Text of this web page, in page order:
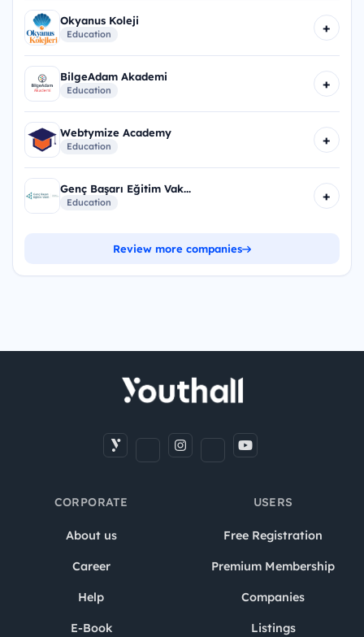
Okyanus Koleji
Education +
BilgeAdam Akademi
Education +
Webtymize Academy
Education +
Genç Başarı Eğitim Vak...
Education +
Review more companies
CORPORATE
About us
Career
Help
E-Book
USERS
Free Registration
Premium Membership
Companies
Listings